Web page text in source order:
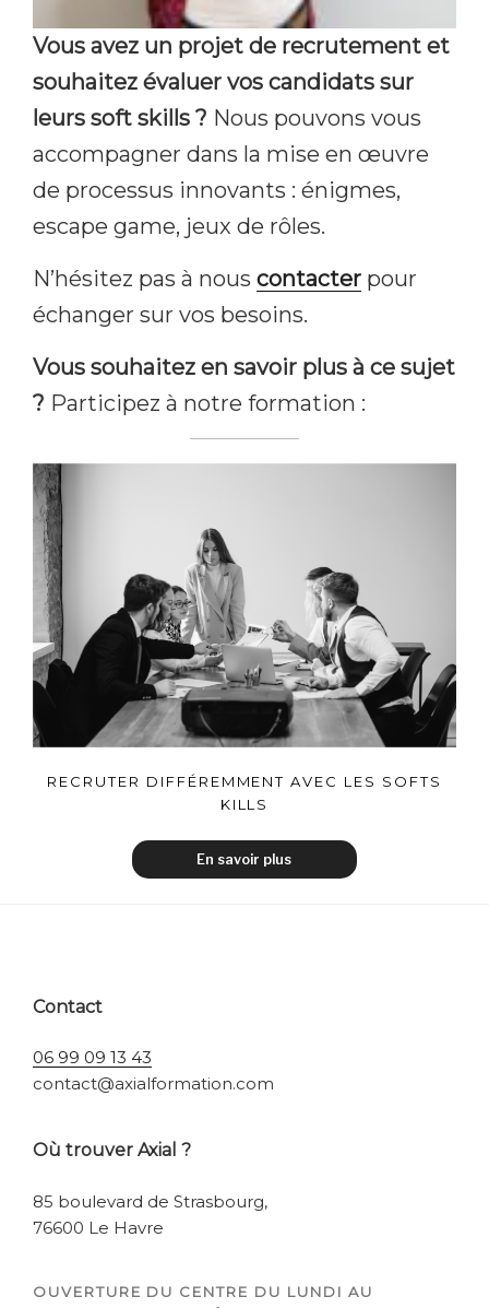
Vous avez un projet de recrutement et
souhaitez évaluer vos candidats sur
leurs soft skills ? Nous pouvons vous
accompagner dans la mise en œuvre
de processus innovants : énigmes,
escape game, jeux de rôles.
N’hésitez pas à nous contacter pour
échanger sur vos besoins.
Vous souhaitez en savoir plus à ce sujet
? Participez à notre formation :
RECRUTER DIFFÉREMMENT AVEC LES SOFTS
KILLS
En savoir plus
Contact
06 99 09 13 43
contact@axialformation.com
Où trouver Axial ?
85 boulevard de Strasbourg,
76600 Le Havre
OUVERTURE DU CENTRE DU LUNDI AU